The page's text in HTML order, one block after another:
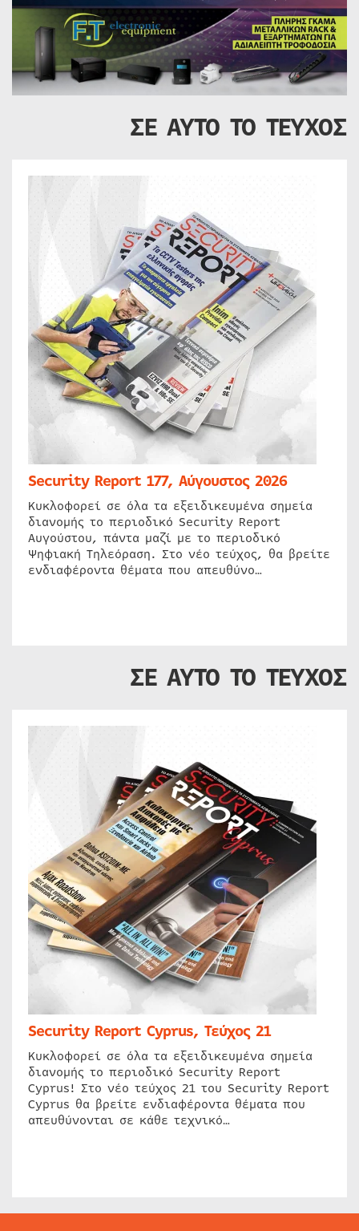
ΣΕ ΑΥΤΟ ΤΟ ΤΕΥΧΟΣ
Security Report 177, Αύγουστος 2026
Κυκλοφορεί σε όλα τα εξειδικευμένα σημεία
διανομής το περιοδικό Security Report
Αυγούστου, πάντα μαζί με το περιοδικό
Ψηφιακή Τηλεόραση. Στο νέο τεύχος, θα βρείτε
ενδιαφέροντα θέματα που απευθύνο…
ΣΕ ΑΥΤΟ ΤΟ ΤΕΥΧΟΣ
Security Report Cyprus, Τεύχος 21
Κυκλοφορεί σε όλα τα εξειδικευμένα σημεία
διανομής το περιοδικό Security Report
Cyprus! Στο νέο τεύχος 21 του Security Report
Cyprus θα βρείτε ενδιαφέροντα θέματα που
απευθύνονται σε κάθε τεχνικό…